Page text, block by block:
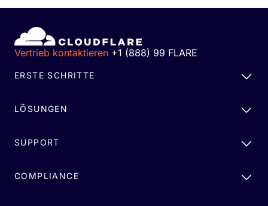
Vertrieb kontaktieren +1 (888) 99 FLARE
ERSTE SCHRITTE
LÖSUNGEN
SUPPORT
COMPLIANCE